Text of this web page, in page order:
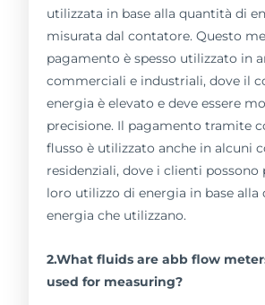
utilizzata in base alla quantità di
misurata dal contatore. Questo
pagamento è spesso utilizzato in
commerciali e industriali, dove il
energia è elevato e deve essere
precisione. Il pagamento tramite
flusso è utilizzato anche in alcuni
residenziali, dove i clienti possono
loro utilizzo di energia in base alla
energia che utilizzano.
2.What fluids are abb flow
used for measuring?